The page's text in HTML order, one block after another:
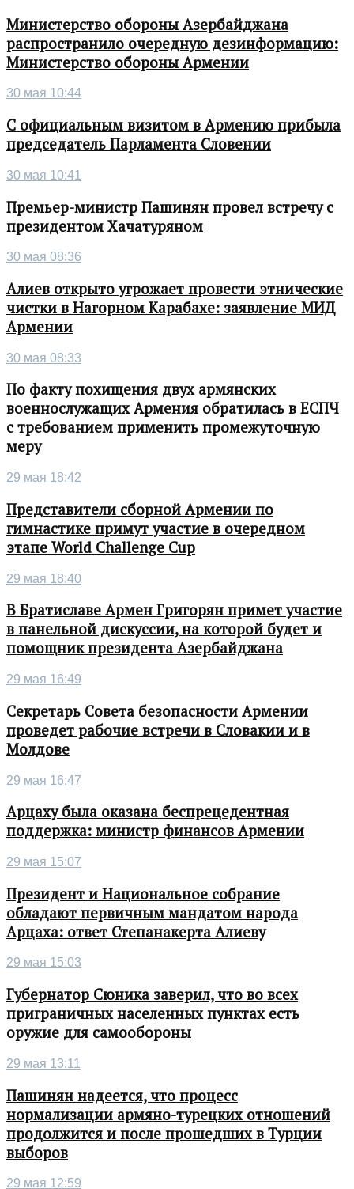
Министерство обороны Азербайджана
распространило очередную дезинформацию:
Министерство обороны Армении
30 мая 10:44
С официальным визитом в Армению прибыла
председатель Парламента Словении
30 мая 10:41
Премьер-министр Пашинян провел встречу с
президентом Хачатуряном
30 мая 08:36
Алиев открыто угрожает провести этнические
чистки в Нагорном Карабахе: заявление МИД
Армении
30 мая 08:33
По факту похищения двух армянских
военнослужащих Армения обратилась в ЕСПЧ
с требованием применить промежуточную
меру
29 мая 18:42
Представители сборной Армении по
гимнастике примут участие в очередном
этапе World Challenge Cup
29 мая 18:40
В Братиславе Армен Григорян примет участие
в панельной дискуссии, на которой будет и
помощник президента Азербайджана
29 мая 16:49
Секретарь Совета безопасности Армении
проведет рабочие встречи в Словакии и в
Молдове
29 мая 16:47
Арцаху была оказана беспрецедентная
поддержка: министр финансов Армении
29 мая 15:07
Президент и Национальное собрание
обладают первичным мандатом народа
Арцаха: ответ Степанакерта Алиеву
29 мая 15:03
Губернатор Сюника заверил, что во всех
приграничных населенных пунктах есть
оружие для самообороны
29 мая 13:11
Пашинян надеется, что процесс
нормализации армяно-турецких отношений
продолжится и после прошедших в Турции
выборов
29 мая 12:59